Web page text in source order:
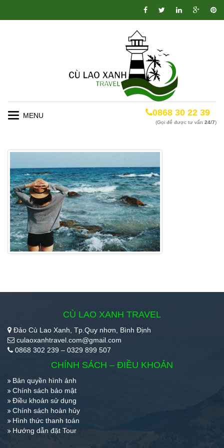
Toggle
0868 30 22 39
(Gọi để được tư vấn 24/7)
CÙ LAO XANH TRAVEL
Đảo Cù Lao Xanh, Tp.Quy nhơn, Bình Định
culaoxanhtravel.com@gmail.com
0868 302 239 – 0329 899 507
CHÍNH SÁCH – ĐIỀU KHOẢN
Bản quyền hình ảnh
Chính sách bảo mật
Điều khoản sử dụng
Chính sách hoàn hủy
Hình thức thanh toán
Hướng dẫn đặt Tour